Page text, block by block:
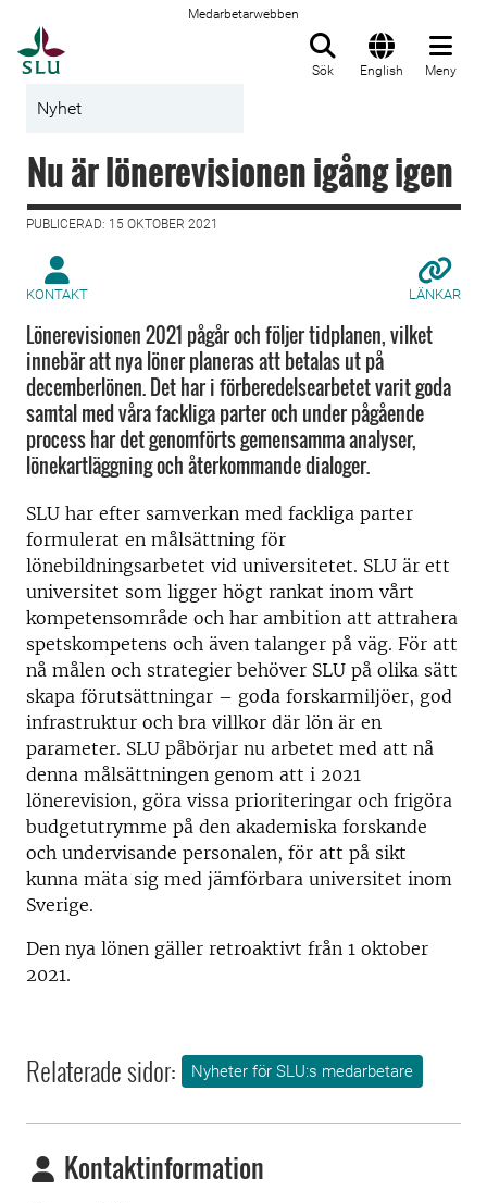
Medarbetarwebben
Sök English Meny
Nyhet
Nu är lönerevisionen igång igen
PUBLICERAD: 15 OKTOBER 2021
KONTAKT LÄNKAR
Lönerevisionen 2021 pågår och följer tidplanen, vilket
innebär att nya löner planeras att betalas ut på
decemberlönen. Det har i förberedelsearbetet varit goda
samtal med våra fackliga parter och under pågående
process har det genomförts gemensamma analyser,
lönekartläggning och återkommande dialoger.
SLU har efter samverkan med fackliga parter
formulerat en målsättning för
lönebildningsarbetet vid universitetet. SLU är ett
universitet som ligger högt rankat inom vårt
kompetensområde och har ambition att attrahera
spetskompetens och även talanger på väg. För att
nå målen och strategier behöver SLU på olika sätt
skapa förutsättningar – goda forskarmiljöer, god
infrastruktur och bra villkor där lön är en
parameter. SLU påbörjar nu arbetet med att nå
denna målsättningen genom att i 2021
lönerevision, göra vissa prioriteringar och frigöra
budgetutrymme på den akademiska forskande
och undervisande personalen, för att på sikt
kunna mäta sig med jämförbara universitet inom
Sverige.
Den nya lönen gäller retroaktivt från 1 oktober
2021.
Relaterade sidor: Nyheter för SLU:s medarbetare
Kontaktinformation